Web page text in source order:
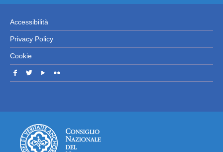
Accessibilità
Privacy Policy
Cookie